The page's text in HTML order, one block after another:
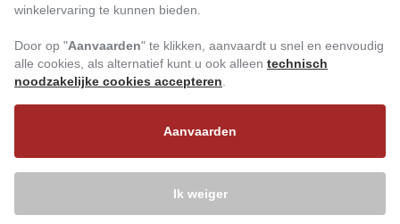
BEZOEK ONS
winkelervaring te kunnen bieden.
Door op "Aanvaarden" te klikken, aanvaardt u snel en eenvoudig
alle cookies, als alternatief kunt u ook alleen technisch
noodzakelijke cookies accepteren
Aanvaarden
Ik weiger